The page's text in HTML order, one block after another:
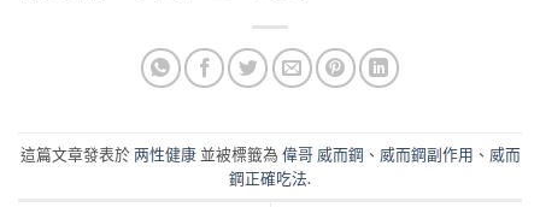
這篇文章發表於两性健康並被標籤為 偉哥 威而鋼 、 威而鋼副作用 、 威而
鋼正確吃法.